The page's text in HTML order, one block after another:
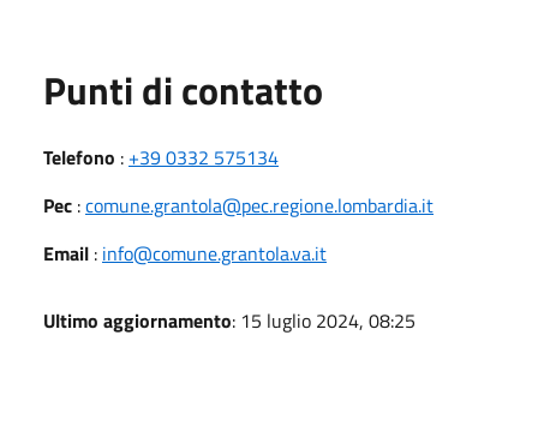
Punti di contatto
Telefono : +39 0332 575134
Pec :comune.grantola@pec.regione.lombardia.it
Email : info@comune.grantola.va.it
Ultimo aggiornamento: 15 luglio 2024, 08:25